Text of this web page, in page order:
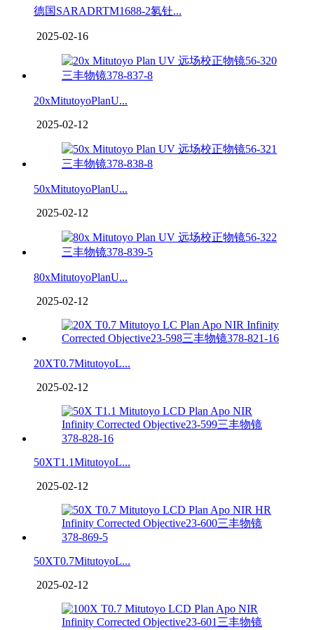
德国SARADRTM1688-2氡钍...
2025-02-16
20xMitutoyoPlanU...
2025-02-12
50xMitutoyoPlanU...
2025-02-12
80xMitutoyoPlanU...
2025-02-12
20XT0.7MitutoyoL...
2025-02-12
50XT1.1MitutoyoL...
2025-02-12
50XT0.7MitutoyoL...
2025-02-12